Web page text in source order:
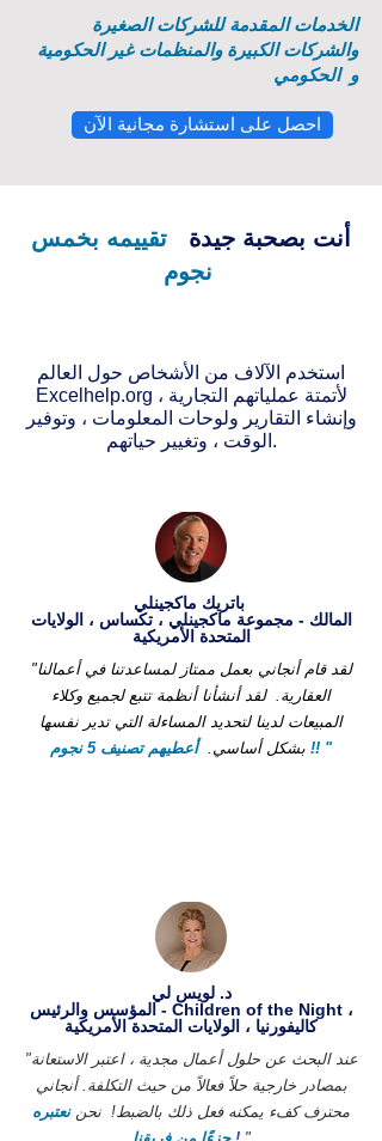
الخدمات المقدمة للشركات الصغيرة
والشركات الكبيرة والمنظمات غير الحكومية
و الحكومي
احصل على استشارة مجانية الآن
أنت بصحبة جيدة
تقييمه بخمس
نجوم
استخدم الآلاف من الأشخاص حول العالم
Excelhelp.org لأتمتة عملياتهم التجارية ،
وإنشاء التقارير ولوحات المعلومات ، وتوفير
الوقت ، وتغيير حياتهم.
باتريك ماكجينلي
المالك - مجموعة ماكجينلي ، تكساس ، الولايات
المتحدة الأمريكية
"لقد قام أنجاني بعمل ممتاز لمساعدتنا في أعمالنا
العقارية. لقد أنشأنا أنظمة تتبع لجميع وكلاء
المبيعات لدينا لتحديد المساءلة التي تدير نفسها
بشكل أساسي. أعطيهم تصنيف 5 نجوم !! "
د. لويس لي
المؤسس والرئيس - Children of the Night ،
كاليفورنيا ، الولايات المتحدة الأمريكية
"عند البحث عن حلول أعمال مجدية ، اعتبر الاستعانة
بمصادر خارجية حلاً فعالاً من حيث التكلفة. أنجاني
محترف كفء يمكنه فعل ذلك بالضبط! نحن نعتبره